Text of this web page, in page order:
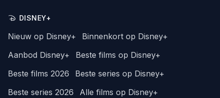
DISNEY+
Nieuw op Disney+
Binnenkort op Disney+
Aanbod Disney+
Beste films op Disney+
Beste films 2026
Beste series op Disney+
Beste series 2026
Alle films op Disney+